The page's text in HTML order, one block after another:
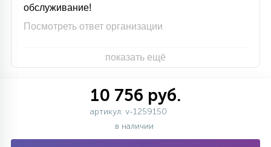
обслуживание!
Посмотреть ответ организации
показать ещё
10 756 руб.
артикул: v-1259150
в наличии